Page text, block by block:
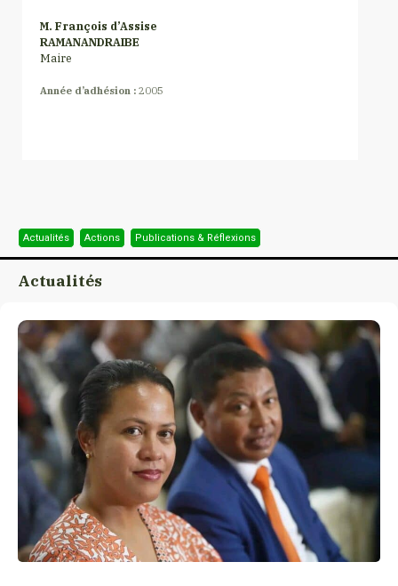
M. François d’Assise
RAMANANDRAIBE
Maire
Année d’adhésion : 2005
Actualités Actions Publications & Réflexions
Actualités